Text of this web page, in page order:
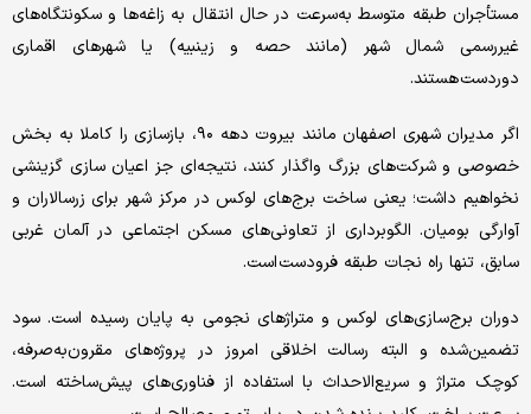
مستأجران طبقه متوسط به‌سرعت در حال انتقال به زاغه‌ها و سکونتگاه‌های
غیررسمی شمال شهر (مانند حصه و زینبیه) یا شهرهای اقماری
دوردست هستند.
اگر مدیران شهری اصفهان مانند بیروت دهه ۹۰، بازسازی را کاملا به بخش
خصوصی و شرکت‌های بزرگ واگذار کنند، نتیجه‌ای جز اعیان سازی گزینشی
نخواهیم داشت؛ یعنی ساخت برج‌های لوکس در مرکز شهر برای زرسالاران و
آوارگی بومیان. الگوبرداری از تعاونی‌های مسکن اجتماعی در آلمان غربی
سابق، تنها راه نجات طبقه فرودست است.
دوران برج‌سازی‌های لوکس و متراژهای نجومی به پایان رسیده است. سود
تضمین‌شده و البته رسالت اخلاقی امروز در پروژه‌های مقرون‌به‌صرفه،
کوچک متراژ و سریع‌الاحداث با استفاده از فناوری‌های پیش‌ساخته است.